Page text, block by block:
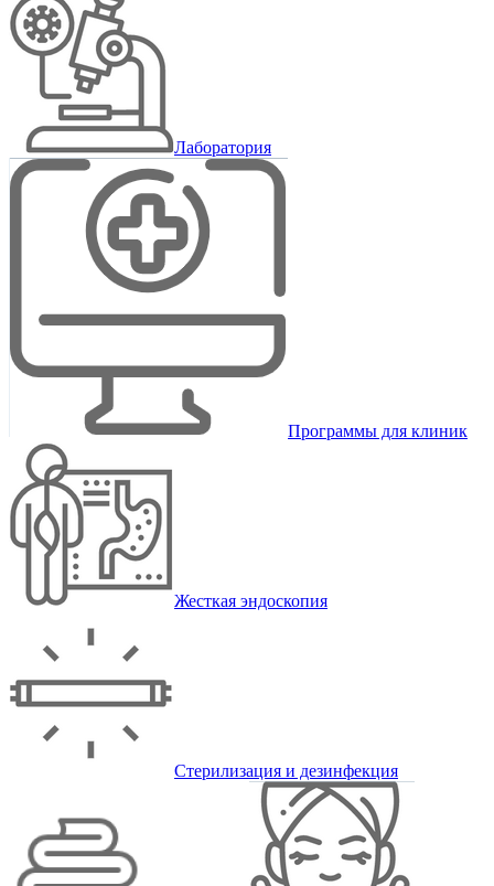
Лаборатория
Программы для клиник
Жесткая эндоскопия
Стерилизация и дезинфекция